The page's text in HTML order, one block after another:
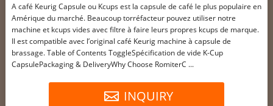
À café Keurig Capsule ou Kcups est la capsule de café le plus populaire en
Amérique du marché. Beaucoup torréfacteur pouvez utiliser notre
machine et kcups vides avec filtre à faire leurs propres kcups de marque.
Il est compatible avec l’original café Keurig machine à capsule de
brassage. Table of Contents ToggleSpécification de vide K-Cup
CapsulePackaging & DeliveryWhy Choose RomiterC ...
INQUIRY